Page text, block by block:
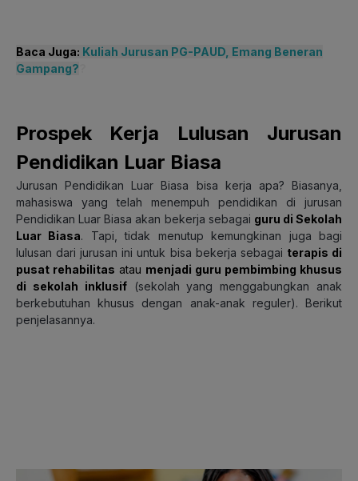
Baca Juga: Kuliah Jurusan PG-PAUD, Emang Beneran
Gampang?
Prospek Kerja Lulusan Jurusan
Pendidikan Luar Biasa
Jurusan Pendidikan Luar Biasa bisa kerja apa? Biasanya,
mahasiswa yang telah menempuh pendidikan di jurusan
Pendidikan Luar Biasa akan bekerja sebagai guru di Sekolah
Luar Biasa. Tapi, tidak menutup kemungkinan juga bagi
lulusan dari jurusan ini untuk bisa bekerja sebagai terapis di
pusat rehabilitas atau menjadi guru pembimbing khusus
di sekolah inklusif(sekolah yang menggabungkan anak
berkebutuhan khusus dengan anak-anak reguler). Berikut
penjelasannya.